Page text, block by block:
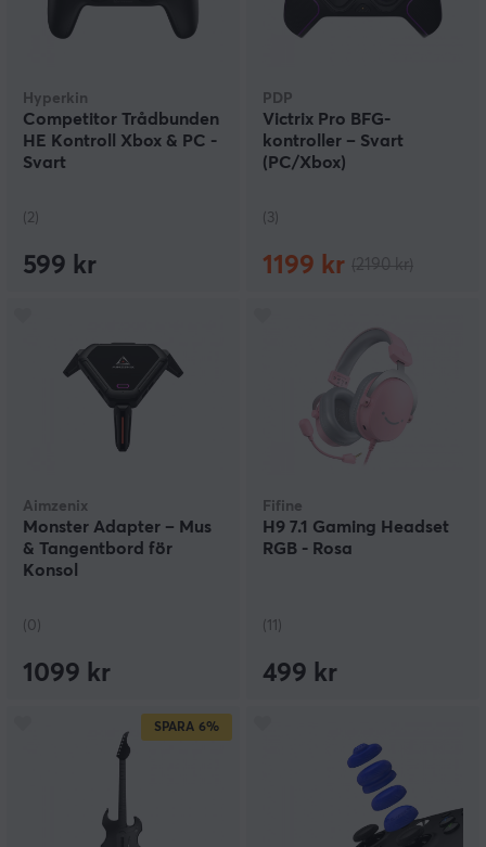
Hyperkin
Competitor Trådbunden
HE Kontroll Xbox & PC -
Svart
(2)
599 kr
PDP
Victrix Pro BFG-
kontroller – Svart
(PC/Xbox)
(3)
1199 kr
Aimzenix
Monster Adapter – Mus
& Tangentbord för
Konsol
(0)
1099 kr
Fifine
H9 7.1 Gaming Headset
RGB - Rosa
(11)
499 kr
SPARA 6%